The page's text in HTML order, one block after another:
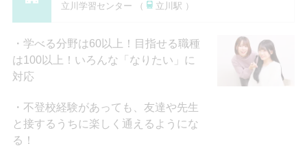
立川学習センター （
立川駅 ）
学べる分野は60以上！目指せる職種
は100以上！いろんな「なりたい」に
対応
不登校経験があっても、友達や先生
と接するうちに楽しく通えるようにな
る！